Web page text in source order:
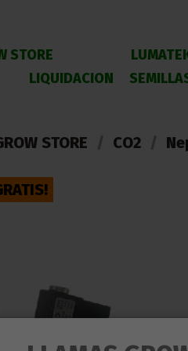
STORE
LIQUIDACION
STORE CO2